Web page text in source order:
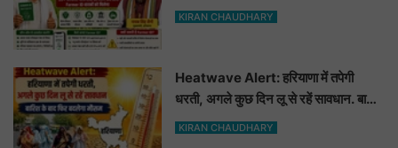
फायदा
KIRAN CHAUDHARY
Heatwave Alert: हरियाणा में तपेगी
धरती, अगले कुछ दिन लू से रहें सावधान. बारिश
के बाद फिर बदलेगा मौसम
KIRAN CHAUDHARY